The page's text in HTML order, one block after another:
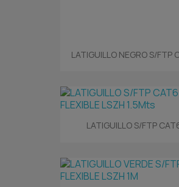
LATIGUILLO NEGRO S/FTP
LATIGUILLO S/FTP